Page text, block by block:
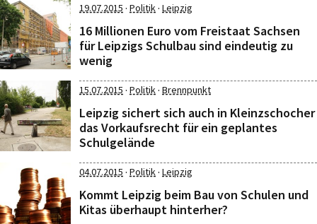
19.07.2015 · Politik· Leipzig
16 Millionen Euro vom Freistaat Sachsen
für Leipzigs Schulbau sind eindeutig zu
wenig
15.07.2015 · Politik· Brennpunkt
Leipzig sichert sich auch in Kleinzschocher
das Vorkaufsrecht für ein geplantes
Schulgelände
04.07.2015 · Politik· Leipzig
Kommt Leipzig beim Bau von Schulen und
Kitas überhaupt hinterher?